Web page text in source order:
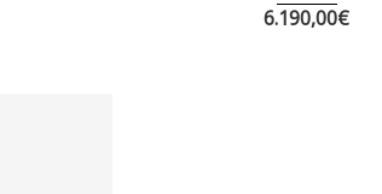
6.190,00€